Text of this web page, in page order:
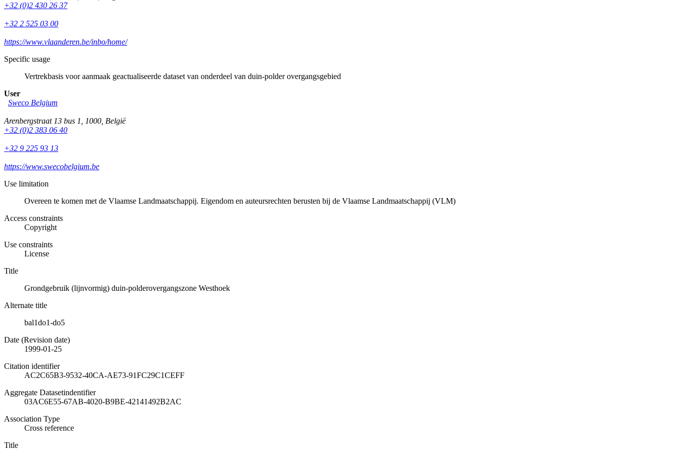
+32 (0)2 430 26 37
+32 2 525 03 00
https://www.vlaanderen.be/inbo/home/
Specific usage
Vertrekbasis voor aanmaak geactualiseerde dataset van onderdeel van duin-polder overgangsgebied
User
Sweco Belgium
Arenbergstraat 13 bus 1 1000 België
+32 (0)2 383 06 40
+32 9 225 93 13
https://www.swecobelgium.be
Use limitation
Overeen te komen met de Vlaamse Landmaatschappij. Eigendom en auteursrechten berusten bij de Vlaamse Landmaatschappij (VLM)
Access constraints
Copyright
Use constraints
License
Title
Grondgebruik (lijnvormig) duin-polderovergangszone Westhoek
Alternate title
bal1do1-do5
Date (Revision date)
1999-01-25
Citation identifier
AC2C65B3-9532-40CA-AE73-91FC29C1CEFF
Aggregate Datasetindentifier
03AC6E55-67AB-4020-B9BE-42141492B2AC
Association Type
Cross reference
Title